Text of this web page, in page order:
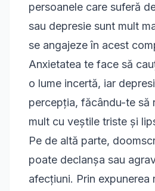
persoanele care suferă
sau depresie sunt mult
se angajeze în acest
Anxietatea te face să
o lume incertă, iar
percepția, făcându-te să
mult cu veștile triste și
Pe de altă parte,
poate declanșa sau
afecțiuni. Prin expunerea